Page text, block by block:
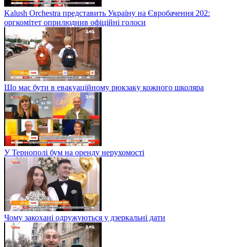
Kalush Orchestra представить Україну на Євробачення 202:
оргкомітет оприлюднив офіційні голоси
Що має бути в евакуаційному рюкзаку кожного школяра
У Тернополі бум на оренду нерухомості
Чому закохані одружуються у дзеркальні дати